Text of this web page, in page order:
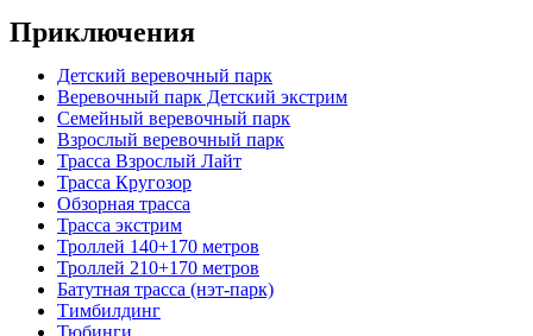
Приключения
Детский веревочный парк
Веревочный парк Детский экстрим
Семейный веревочный парк
Взрослый веревочный парк
Трасса Взрослый Лайт
Трасса Кругозор
Обзорная трасса
Трасса экстрим
Троллей 140+170 метров
Троллей 210+170 метров
Батутная трасса (нэт-парк)
Тимбилдинг